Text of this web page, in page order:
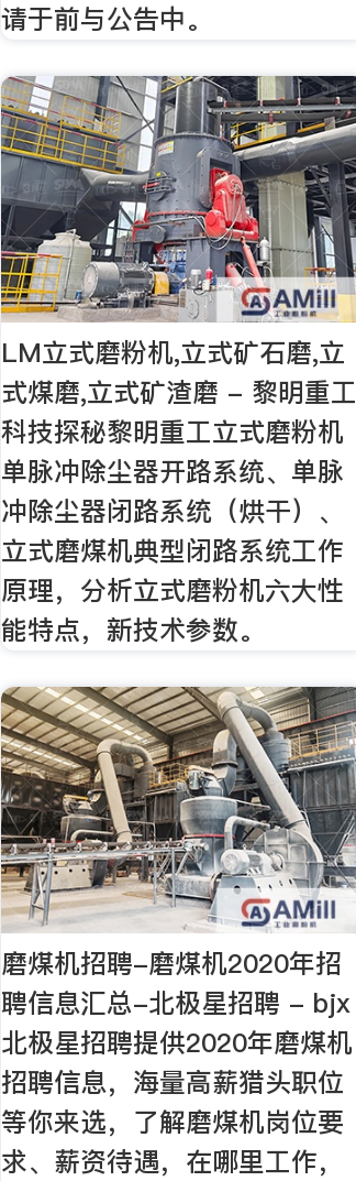
请于前与公告中。
LM立式磨粉机,立式矿石磨,立
式煤磨,立式矿渣磨 - 黎明重工
科技探秘黎明重工立式磨粉机
单脉冲除尘器开路系统、单脉
冲除尘器闭路系统（烘干）、
立式磨煤机典型闭路系统工作
原理，分析立式磨粉机六大性
能特点，新技术参数。
磨煤机招聘-磨煤机2020年招
聘信息汇总-北极星招聘 - bjx
北极星招聘提供2020年磨煤机
招聘信息，海量高薪猎头职位
等你来选，了解磨煤机岗位要
求、薪资待遇，在哪里工作，